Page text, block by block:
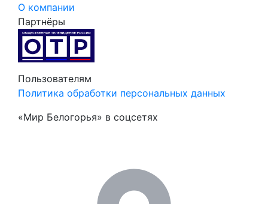
О компании
Партнёры
Пользователям
Политика обработки персональных данных
«Мир Белогорья» в соцсетях